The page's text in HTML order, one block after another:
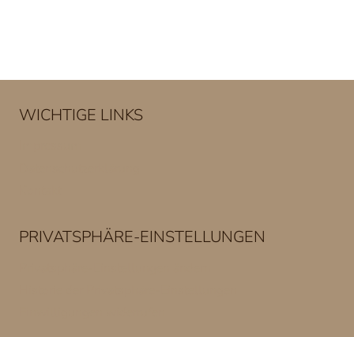
WICHTIGE LINKS
PRIVATSPHÄRE-EINSTELLUNGEN